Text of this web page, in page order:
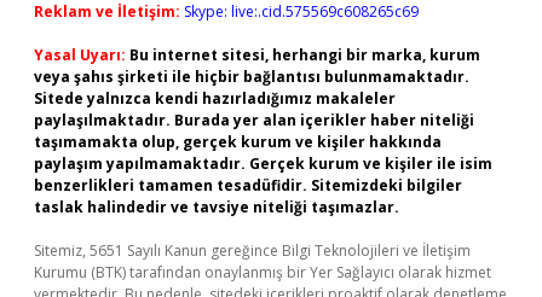
Reklam ve İletişim: Skype: live:.cid.575569c608265c69
Yasal Uyarı: Bu internet sitesi, herhangi bir marka, kurum
veya şahıs şirketi ile hiçbir bağlantısı bulunmamaktadır.
Sitede yalnızca kendi hazırladığımız makaleler
paylaşılmaktadır. Burada yer alan içerikler haber niteliği
taşımamakta olup, gerçek kurum ve kişiler hakkında
paylaşım yapılmamaktadır. Gerçek kurum ve kişiler ile isim
benzerlikleri tamamen tesadüfidir. Sitemizdeki bilgiler
taslak halindedir ve tavsiye niteliği taşımazlar.
Sitemiz, 5651 Sayılı Kanun gereğince Bilgi Teknolojileri ve İletişim
Kurumu (BTK) tarafından onaylanmış bir Yer Sağlayıcı olarak hizmet